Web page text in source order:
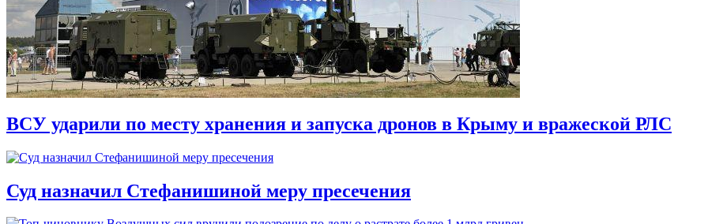
ВСУ ударили по месту хранения и запуска дронов в Крыму и вражеской РЛС
Суд назначил Стефанишиной меру пресечения